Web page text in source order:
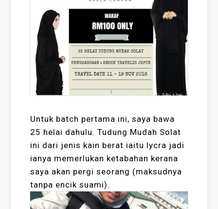
Untuk batch pertama ini, saya bawa
25 helai dahulu. Tudung Mudah Solat
ini dari jenis kain berat iaitu lycra jadi
ianya memerlukan ketabahan kerana
saya akan pergi seorang (maksudnya
tanpa encik suami).